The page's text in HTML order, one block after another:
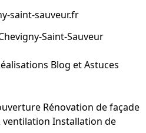
saint-sauveur.fr
Saint-Sauveur
Blog et Astuces
Rénovation de façade
ventilation Installation de